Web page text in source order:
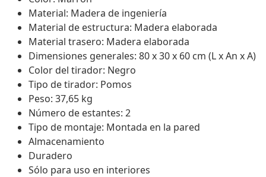
Material: Madera de ingeniería
Material de estructura: Madera elaborada
Material trasero: Madera elaborada
Dimensiones generales: 80 x 30 x 60 cm (L x An x A)
Color del tirador: Negro
Tipo de tirador: Pomos
Peso: 37,65 kg
Número de estantes: 2
Tipo de montaje: Montada en la pared
Almacenamiento
Duradero
Sólo para uso en interiores